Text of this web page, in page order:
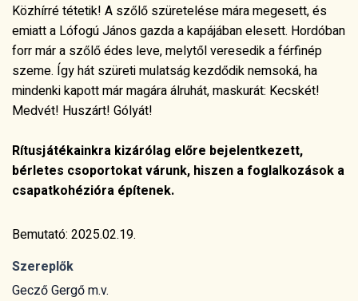
Közhírré tétetik! A szőlő szüretelése mára megesett, és
emiatt a Lófogú János gazda a kapájában elesett. Hordóban
forr már a szőlőédes leve, melytől veresedik a férfinép
szeme. Így hát szüreti mulatság kezdődik nemsoká, ha
mindenki kapott már magára álruhát, maskurát: Kecskét!
Medvét! Huszárt! Gólyát!
Rítusjátékainkra kizárólag előre bejelentkezett,
bérletes csoportokat várunk, hiszen a foglalkozások a
csapatkohézióra építenek.
Bemutató: 2025.02.19.
Szereplők
Gecző Gergő m.v.